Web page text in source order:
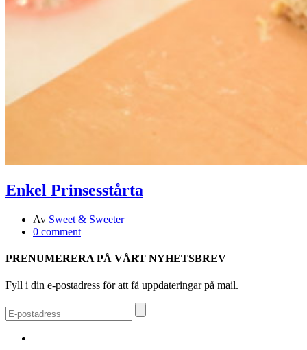
Enkel Prinsesstårta
Av Sweet & Sweeter
0 comment
PRENUMERERA PÅ VÅRT NYHETSBREV
Fyll i din e-postadress för att få uppdateringar på mail.